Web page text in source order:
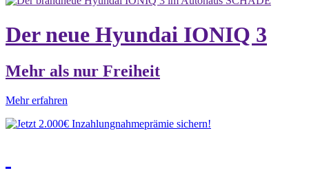
Der neue Hyundai IONIQ 3
Mehr als nur Freiheit
Mehr erfahren